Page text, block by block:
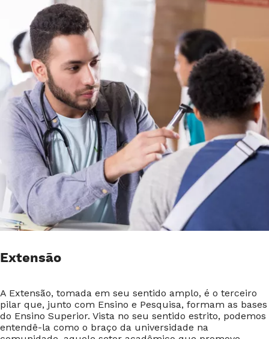
Extensão
A Extensão, tomada em seu sentido amplo, é o terceiro
pilar que, junto com Ensino e Pesquisa, formam as bases
do Ensino Superior. Vista no seu sentido estrito, podemos
entendê-la como o braço da universidade na